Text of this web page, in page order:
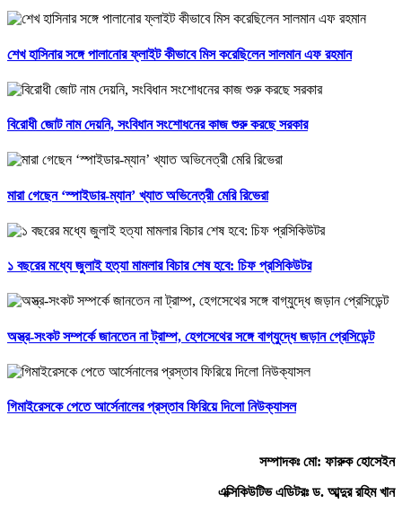
শেখ হাসিনার সঙ্গে পালানোর ফ্লাইট কীভাবে মিস করেছিলেন সালমান এফ রহমান
বিরোধী জোট নাম দেয়নি, সংবিধান সংশোধনের কাজ শুরু করছে সরকার
মারা গেছেন ‘স্পাইডার-ম্যান’ খ্যাত অভিনেত্রী মেরি রিভেরা
১ বছরের মধ্যে জুলাই হত্যা মামলার বিচার শেষ হবে: চিফ প্রসিকিউটর
অস্ত্র-সংকট সম্পর্কে জানতেন না ট্রাম্প, হেগসেথের সঙ্গে বাগ্‌যুদ্ধে জড়ান প্রেসিডেন্ট
গিমাইরেসকে পেতে আর্সেনালের প্রস্তাব ফিরিয়ে দিলো নিউক্যাসল
সম্পাদকঃ মো: ফারুক হোসেইন
এক্সিকিউটিভ এডিটরঃ ড. আব্দুর রহিম খান